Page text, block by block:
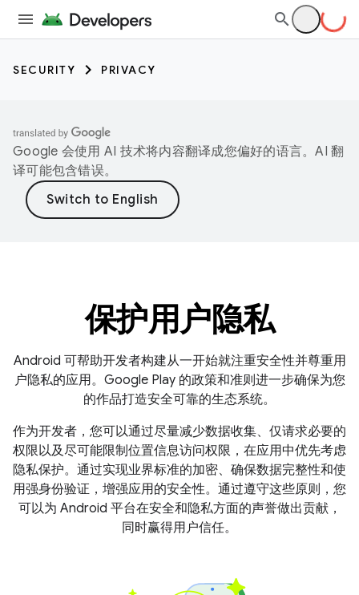
SECURITY PRIVACY
Google 会使用 AI 技术将内容翻译成您偏好的语言。AI 翻
译可能包含错误。
保护用户隐私
Android 可帮助开发者构建从一开始就注重安全性并尊重用
户隐私的应用。Google Play 的政策和准则进一步确保为您
的作品打造安全可靠的生态系统。
作为开发者，您可以通过尽量减少数据收集、仅请求必要的
权限以及尽可能限制位置信息访问权限，在应用中优先考虑
隐私保护。通过实现业界标准的加密、确保数据完整性和使
用强身份验证，增强应用的安全性。通过遵守这些原则，您
可以为 Android 平台在安全和隐私方面的声誉做出贡献，
同时赢得用户信任。